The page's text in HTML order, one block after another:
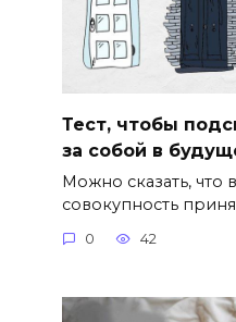
Тест, чтобы
за собой в
Можно сказать, что
совокупность
0 42